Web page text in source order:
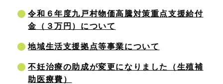
令和６年度九戸村物価高騰対策重点支援給付
金（３万円）について
地域生活支援拠点等事業について
不妊治療の助成が変更になりました（生殖補
助医療費）